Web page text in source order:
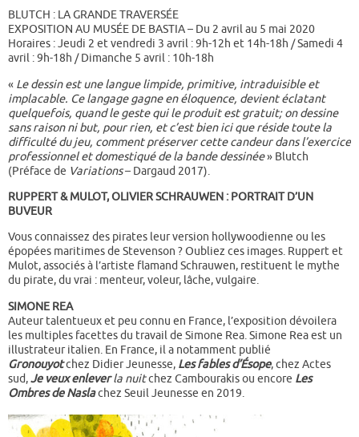
BLUTCH : LA GRANDE TRAVERSÉE
EXPOSITION AU MUSÉE DE BASTIA – Du 2 avril au 5 mai 2020
Horaires : Jeudi 2 et vendredi 3 avril : 9h-12h et 14h-18h / Samedi 4
avril : 9h-18h / Dimanche 5 avril : 10h-18h
« Le dessin est une langue limpide, primitive, intraduisible et
implacable. Ce langage gagne en éloquence, devient éclatant
quelquefois, quand le geste qui le produit est gratuit; on dessine
sans raison ni but, pour rien, et c’est bien ici que réside toute la
difficulté du jeu, comment préserver cette candeur dans l’exercice
professionnel et domestiqué de la bande dessinée» Blutch
(Préface de Variations– Dargaud 2017).
RUPPERT & MULOT, OLIVIER SCHRAUWEN :PORTRAIT D’UN
BUVEUR
Vous connaissez des pirates leur version hollywoodienne ou les
épopées maritimes de Stevenson ? Oubliez ces images. Ruppert et
Mulot, associés à l’artiste flamand Schrauwen, restituent le mythe
du pirate, du vrai : menteur, voleur, lâche, vulgaire.
SIMONE REA
Auteur talentueux et peu connu en France, l’exposition dévoilera
les multiples facettes du travail de Simone Rea.Simone Rea est un
illustrateur italien. En France, il a notamment publié
Gronouyotchez Didier Jeunesse, Les fables d’Ésope, chez Actes
sud,Je veux enleverla nuitchez Cambourakis ou encore Les
Ombres de Naslachez Seuil Jeunesse en 2019.